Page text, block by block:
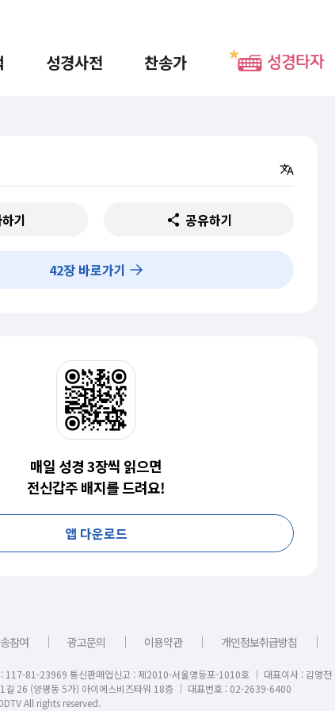
성경사전 찬송가 성경타자
기 공유하기
42장 바로가기
매일 성경 3장씩 읽으면
전신갑주 배지를 드려요!
앱 다운로드
참여 ｜ 광고문의 ｜ 이용약관 ｜ 개인정보취급방침 ｜
: 117-81-23969 통신판매업신고 : 제2010-서울영등포-1010호 │ 대표이사 : 김명전
길 26 (양평동 5가) 아이에스비즈타워 18층 │ 대표번호 : 02-2639-6400
All rights reserved.